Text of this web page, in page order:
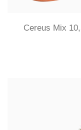
Cereus Mix